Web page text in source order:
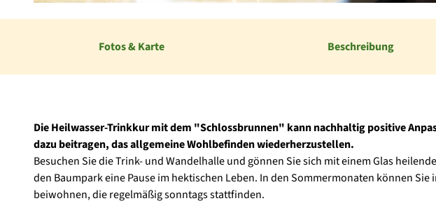
Fotos & Karte Beschreibung
Die Heilwasser-Trinkkur mit dem "Schlossbrunnen" kann nachhaltig positive
dazu beitragen, das allgemeine Wohlbefinden wiederherzustellen.
Besuchen Sie die Trink- und Wandelhalle und gönnen Sie sich mit einem Glas
den Baumpark eine Pause im hektischen Leben. In den Sommermonaten können
beiwohnen, die regelmäßig sonntags stattfinden.